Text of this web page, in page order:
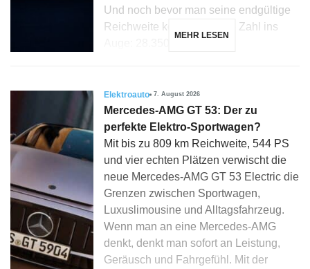
Und noch bevor man seine endgültige
Reichweite kennt, fällt eine Zahl ins
MEHR LESEN
Elektroauto 7. August 2026
Mercedes-AMG GT 53: Der zu
perfekte Elektro-Sportwagen?
Mit bis zu 809 km Reichweite, 544 PS
und vier echten Plätzen verwischt die
neue Mercedes-AMG GT 53 Electric die
Grenzen zwischen Sportwagen,
Luxuslimousine und Alltagsfahrzeug.
Wenn man an eine Mercedes-AMG
denkt, denkt man sofort an Leistung,
Geräusch und Fahrgefühl. Mit der